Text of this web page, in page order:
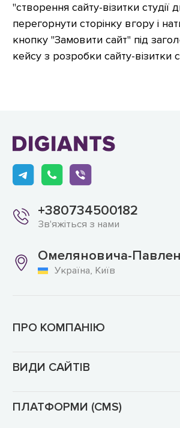
"створення сайту-візитки студії
перегорнути сторінку вгору і
кнопку "Замовити сайт" під
кейсу з розробки сайту-візитки
+380734500182
Зв'яжіться з нами
Омеляновича-
Україна, Київ
ПРО КОМПАНІЮ
ВИДИ САЙТІВ
ПЛАТФОРМИ (CMS)